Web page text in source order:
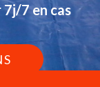
7 en cas